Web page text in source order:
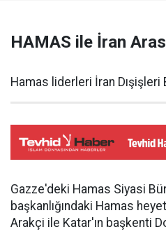
HAMAS ile İran
Hamas liderleri İran Dışişleri
Gazze'deki Hamas Siyasi
başkanlığındaki Hamas
Arakçi ile Katar'ın başkenti